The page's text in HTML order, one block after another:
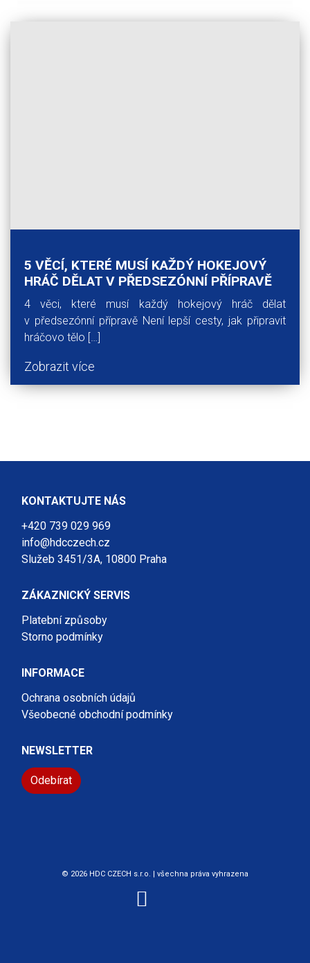
5 VĚCÍ, KTERÉ MUSÍ KAŽDÝ HOKEJOVÝ
HRÁČ DĚLAT V PŘEDSEZÓNNÍ PŘÍPRAVĚ
4 věci, které musí každý hokejový hráč dělat
v předsezónní přípravě Není lepší cesty, jak připravit
hráčovo tělo […]
Zobrazit více
KONTAKTUJTE NÁS
+420 739 029 969
info@hdcczech.cz
Služeb 3451/3A, 10800 Praha
ZÁKAZNICKÝ SERVIS
Platební způsoby
Storno podmínky
INFORMACE
Ochrana osobních údajů
Všeobecné obchodní podmínky
NEWSLETTER
Odebírat
© 2026 HDC CZECH s.r.o. | všechna práva vyhrazena